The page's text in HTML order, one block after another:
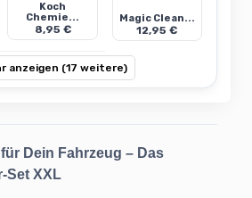
Koch
Chemie...
8,95 €
Magic Clean...
12,95 €
anzeigen (17 weitere)
Dein Fahrzeug – Das
Set XXL